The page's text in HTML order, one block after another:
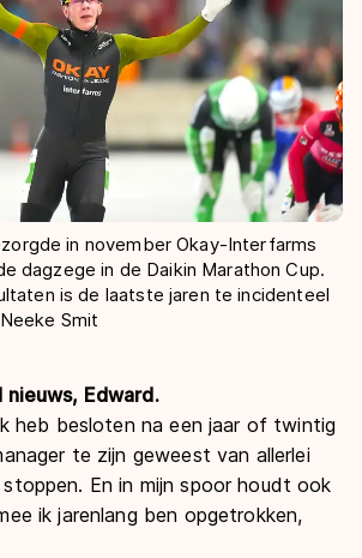
verhalen
in november Okay-Interfarms
dagzege in de Daikin Marathon Cup.
is de laatste jaren te incidenteel
Smit
nieuws, Edward.
heb besloten na een jaar of twintig
te zijn geweest van allerlei
En in mijn spoor houdt ook
ik jarenlang ben opgetrokken,